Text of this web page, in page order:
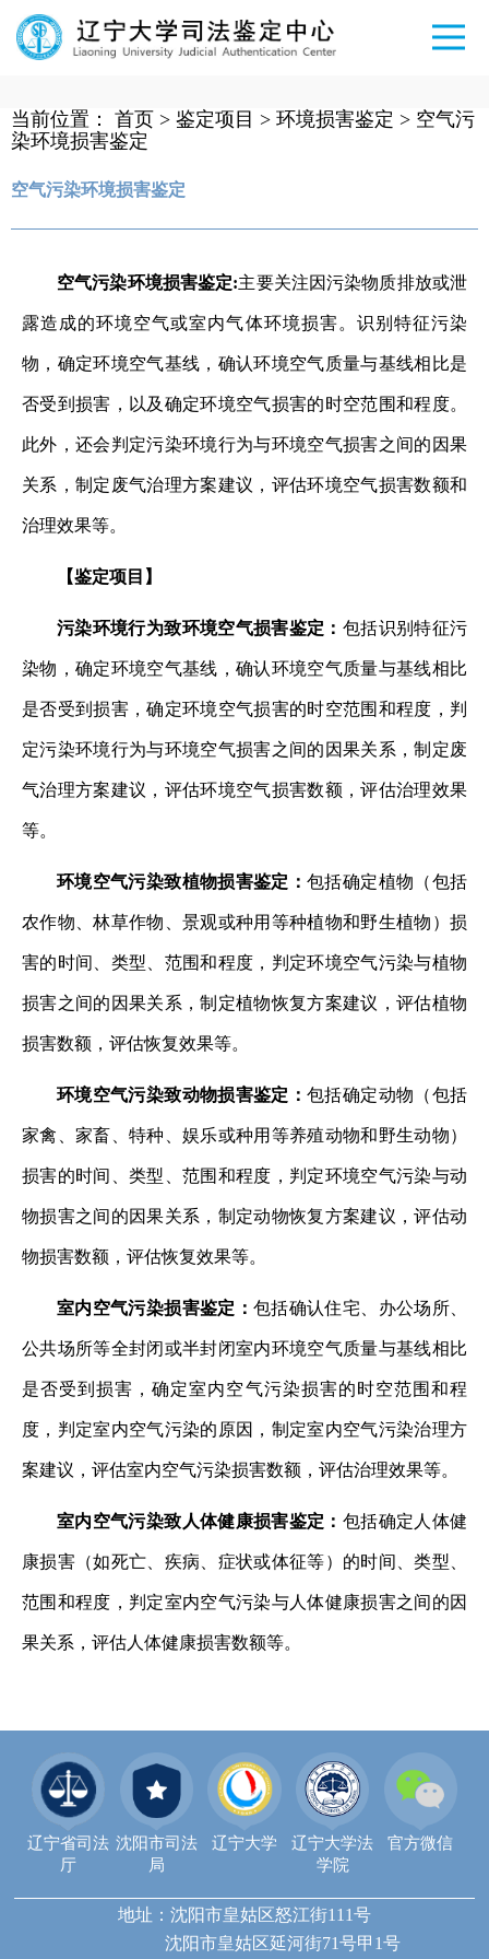
当前位置： 首页 > 鉴定项目 > 环境损害鉴定 > 空气污
染环境损害鉴定
空气污染环境损害鉴定
空气污染环境损害鉴定:主要关注因污染物质排放或泄
露造成的环境空气或室内气体环境损害。识别特征污染
物，确定环境空气基线，确认环境空气质量与基线相比是
否受到损害，以及确定环境空气损害的时空范围和程度。
此外，还会判定污染环境行为与环境空气损害之间的因果
关系，制定废气治理方案建议，评估环境空气损害数额和
治理效果等。
【鉴定项目】
污染环境行为致环境空气损害鉴定： 包括识别特征污
染物，确定环境空气基线，确认环境空气质量与基线相比
是否受到损害，确定环境空气损害的时空范围和程度，判
定污染环境行为与环境空气损害之间的因果关系，制定废
气治理方案建议，评估环境空气损害数额，评估治理效果
等。
环境空气污染致植物损害鉴定：包括确定植物（包括
农作物、林草作物、景观或种用等种植物和野生植物）损
害的时间、类型、范围和程度，判定环境空气污染与植物
损害之间的因果关系，制定植物恢复方案建议，评估植物
损害数额，评估恢复效果等。
环境空气污染致动物损害鉴定：包括确定动物（包括
家禽、家畜、特种、娱乐或种用等养殖动物和野生动物）
损害的时间、类型、范围和程度，判定环境空气污染与动
物损害之间的因果关系，制定动物恢复方案建议，评估动
物损害数额，评估恢复效果等。
室内空气污染损害鉴定： 包括确认住宅、办公场所、
公共场所等全封闭或半封闭室内环境空气质量与基线相比
是否受到损害，确定室内空气污染损害的时空范围和程
度，判定室内空气污染的原因，制定室内空气污染治理方
案建议，评估室内空气污染损害数额，评估治理效果等。
室内空气污染致人体健康损害鉴定： 包括确定人体健
康损害（如死亡、疾病、症状或体征等）的时间、类型、
范围和程度，判定室内空气污染与人体健康损害之间的因
果关系，评估人体健康损害数额等。
辽宁省司法
厅
沈阳市司法
局
辽宁大学
辽宁大学法
学院
官方微信
地址：沈阳市皇姑区怒江街111号
沈阳市皇姑区延河街71号甲1号